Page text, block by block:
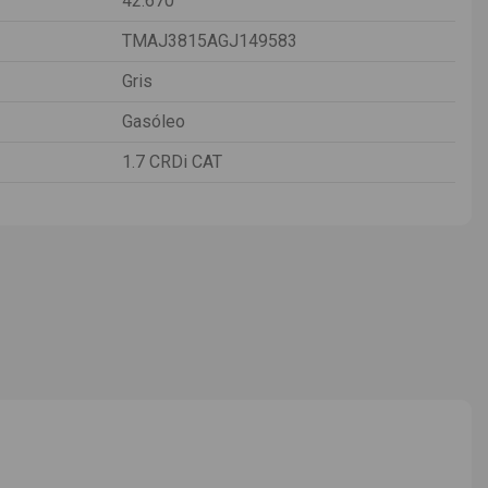
TMAJ3815AGJ149583
Gris
Gasóleo
1.7 CRDi CAT